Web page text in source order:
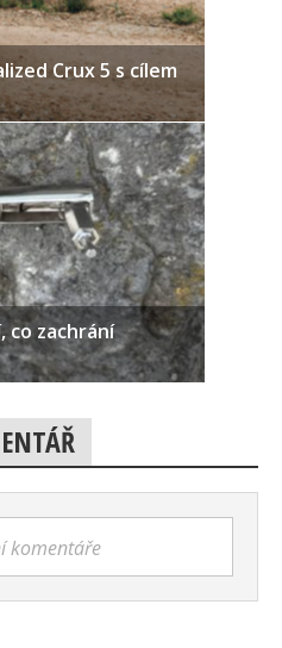
Crux 5 s cílem
co zachrání
komentáře